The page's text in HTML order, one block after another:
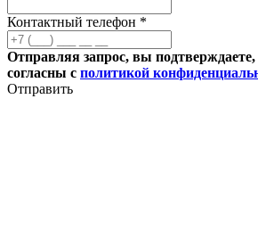
Контактный телефон *
Отправляя запрос, вы
согласны с политикой
Отправить